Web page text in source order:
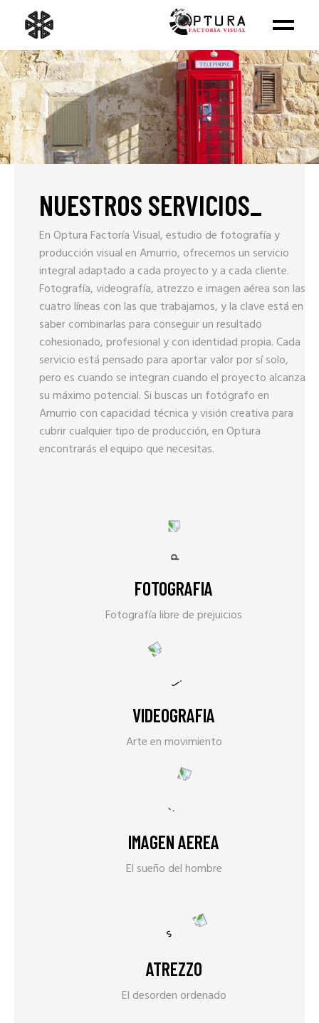
SERVICIOS
NUESTROS SERVICIOS_
En Optura Factoría Visual, estudio de fotografía y
producción visual en Amurrio, ofrecemos un servicio
integral adaptado a cada proyecto y a cada cliente.
Fotografía, videografía, atrezzo e imagen aérea son las
cuatro líneas con las que trabajamos, y la clave está en
saber combinarlas para conseguir un resultado
cohesionado, profesional y con identidad propia. Cada
servicio está pensado para aportar valor por sí solo,
pero es cuando se integran cuando el proyecto alcanza
su máximo potencial. Si buscas un fotógrafo en
Amurrio con capacidad técnica y visión creativa para
cubrir cualquier tipo de producción, en Optura
encontrarás el equipo que necesitas.
FOTOGRAFIA
Fotografía libre de prejuicios
VIDEOGRAFIA
Arte en movimiento
IMAGEN AEREA
El sueño del hombre
ATREZZO
El desorden ordenado